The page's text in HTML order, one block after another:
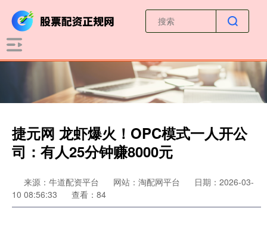
捷元网 龙虾爆火！OPC模式一人开公
司：有人25分钟赚8000元
来源：牛道配资平台 网站：淘配网平台
日期：2026-03-
10 08:56:33
查看：84